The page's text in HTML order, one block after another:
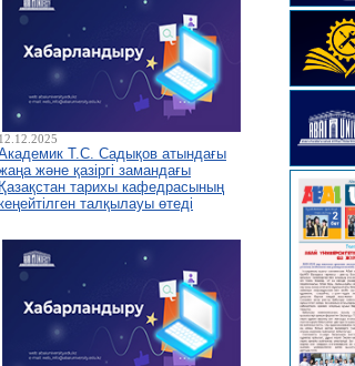
12.12.2025
Т.С. Садықов атындағы
және қазіргі замандағы
Қазақстан тарихы кафедрасының
талқылауы өтеді